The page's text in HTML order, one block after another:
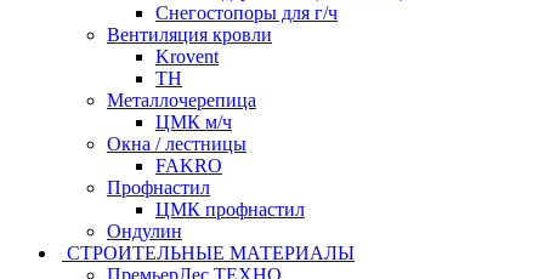
Снегостопоры для г/ч
Вентиляция кровли
Krovent
ТН
Металлочерепица
ЦМК м/ч
Окна / лестницы
FAKRO
Профнастил
ЦМК профнастил
Ондулин
СТРОИТЕЛЬНЫЕ МАТЕРИАЛЫ
ПремьерЛес ТЕХНО